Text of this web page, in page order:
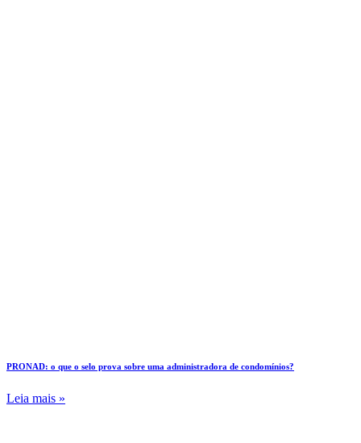
PRONAD: o que o selo prova sobre uma administradora de condomínios?
Leia mais »